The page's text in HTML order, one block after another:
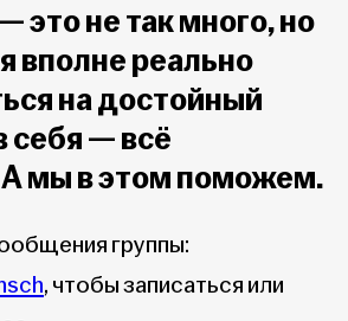
это не так много, но
вполне реально
на достойный
себя — всё
А мы в этом поможем.
группы:
, чтобы записаться или